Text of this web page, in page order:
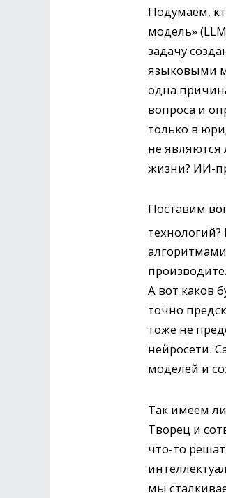
Подумаем,
модель»
задачу
языковыми
одна
вопроса и
только в
не
жизни? ИИ-
Поставим
А вот каков
точно
тоже не
нейросети.
моделей и
Так имеем
Творец и
что-то
мы